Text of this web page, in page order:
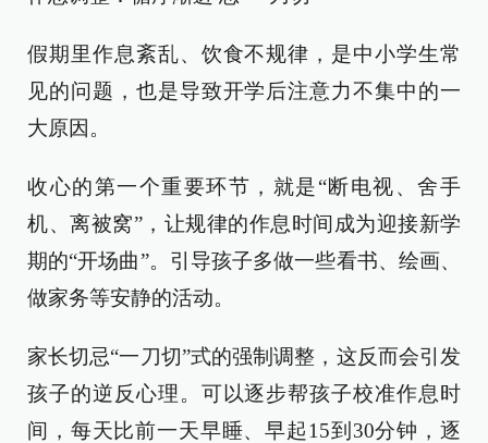
假期里作息紊乱、饮食不规律，是中小学生常
见的问题，也是导致开学后注意力不集中的一
大原因。
收心的第一个重要环节，就是“断电视、舍手
机、离被窝”，让规律的作息时间成为迎接新学
期的“开场曲”。引导孩子多做一些看书、绘画、
做家务等安静的活动。
家长切忌“一刀切”式的强制调整，这反而会引发
孩子的逆反心理。可以逐步帮孩子校准作息时
间，每天比前一天早睡、早起15到30分钟，逐